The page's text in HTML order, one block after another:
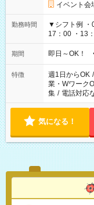
イベント会
勤務時間
▼シフト例 ・
17：00 ・13：00
仕事により勤
期間 即日～OK！
特徴 週1日からOK /
業・Wワーク
集 / 電話対応
気になる！